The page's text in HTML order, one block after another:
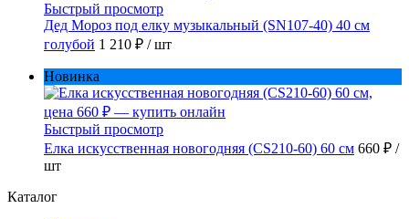
Быстрый просмотр
Дед Мороз под елку музыкальный (SN107-40) 40 см
голубой 1 210 ₽ / шт
Новинка
Быстрый просмотр
Елка искусственная новогодняя (CS210-60) 60 см 660 ₽ /
шт
Каталог